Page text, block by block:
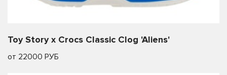
Toy Story x Crocs Classic Clog 'Aliens'
от 22000 РУБ